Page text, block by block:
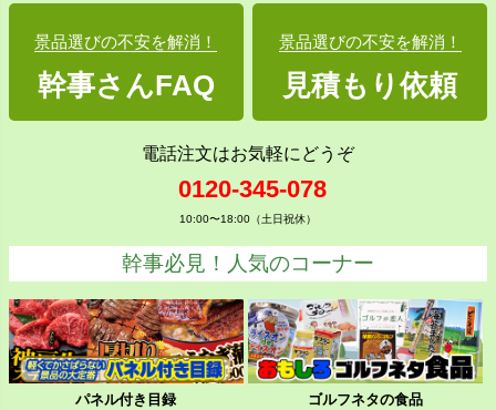
景品選びの不安を解消！
幹事さんFAQ
景品選びの不安を解消！
見積もり依頼
電話注文はお気軽にどうぞ
0120-345-078
10:00〜18:00（土日祝休）
幹事必見！人気のコーナー
パネル付き目録 ゴルフネタの食品